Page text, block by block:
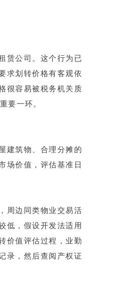
赁公司。这个行为已
求划转价格有客观依
很容易被税务机关质
要一环。
建筑物、合理分摊的
场价值，评估基准日
周边同类物业交易活
低，假设开发法适用
价值评估过程，业勤
录，然后查阅产权证